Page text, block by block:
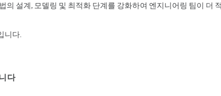
의 설계, 모델링 및 최적화 단계를 강화하여 엔지니어링 팀이 더
니다.
다